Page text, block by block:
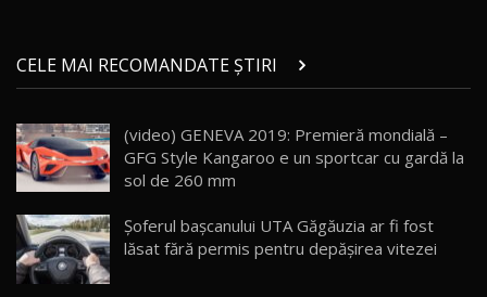
21
Micul BYD Dolphin Surf / Test Drive
AutoBlog.MD
16:59
22
Noua Mazda 6e / Test Drive AutoBlog.MD
26:59
23
Lynk & Co 01 / Test Drive AutoBlog.MD
25:19
CELE MAI RECOMANDATE ȘTIRI
(video) GENEVA 2019: Premieră mondială –
GFG Style Kangaroo e un sportcar cu gardă la
sol de 260 mm
Șoferul bașcanului UTA Găgăuzia ar fi fost
lăsat fără permis pentru depășirea vitezei